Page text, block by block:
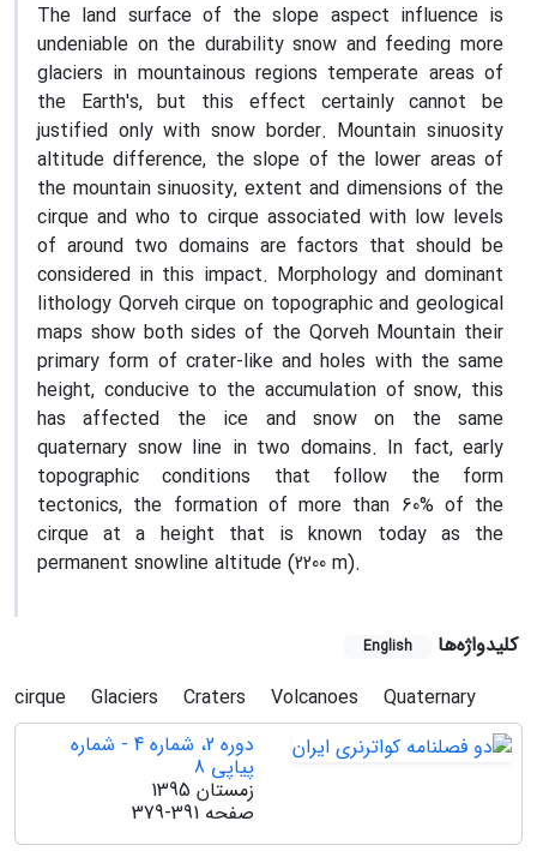
The land surface of the slope aspect influence is
undeniable on the durability snow and feeding more
glaciers in mountainous regions temperate areas of
the Earth's, but this effect certainly cannot be
justified only with snow border. Mountain sinuosity
altitude difference, the slope of the lower areas of
the mountain sinuosity, extent and dimensions of the
cirque and who to cirque associated with low levels
of around two domains are factors that should be
considered in this impact. Morphology and dominant
lithology Qorveh cirque on topographic and geological
maps show both sides of the Qorveh Mountain their
primary form of crater-like and holes with the same
height, conducive to the accumulation of snow, this
has affected the ice and snow on the same
quaternary snow line in two domains. In fact, early
topographic conditions that follow the form
tectonics, the formation of more than 60% of the
cirque at a height that is known today as the
permanent snowline altitude (2200 m).
کلیدواژه‌ها English
cirque Glaciers Craters Volcanoes
Quaternary
دوره 2، شماره 4 - شماره
پیاپی 8
زمستان 1395
صفحه 379-391